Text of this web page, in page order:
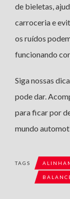
de bieletas,
carroceria e
os ruídos
funcionando
Siga nossas
pode dar.
para ficar por
mundo
TAGS